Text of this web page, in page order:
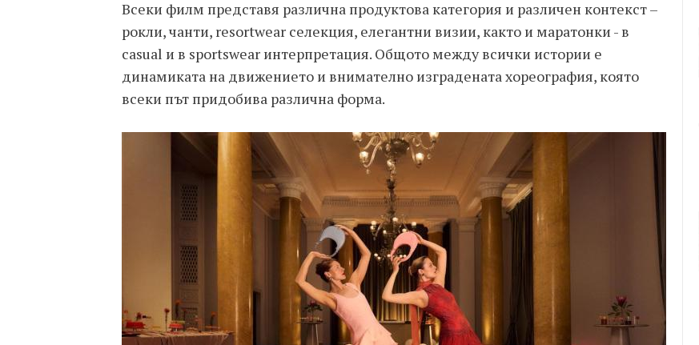
Всеки филм представя различна продуктова категория и различен контекст –
рокли, чанти, resortwear селекция, eлегантни визии, както и маратонки - в
casual и в sportswear интерпретация. Общото между всички истории е
динамиката на движението и внимателно изградената хореография, която
всеки път придобива различна форма.